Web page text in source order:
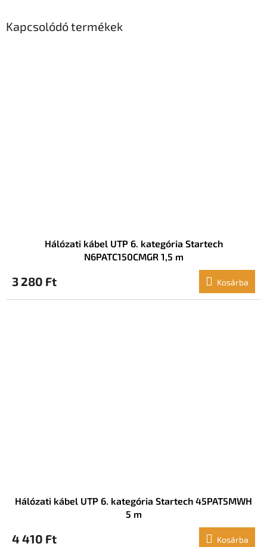
Kapcsolódó termékek
Hálózati kábel UTP 6. kategória Startech
N6PATC150CMGR 1,5 m
3 280 Ft Kosárba
Hálózati kábel UTP 6. kategória Startech 45PAT5MWH
5 m
4 410 Ft Kosárba